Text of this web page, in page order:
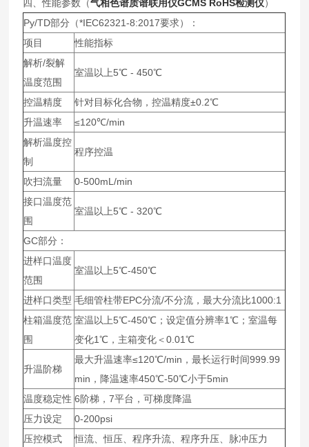
四、性能参数（气相色谱质谱联用仪GCMS RoHS检测仪）
Py/TD部分（*IEC62321-8:2017要求）：
项目
性能指标
解析/裂解
温度范围
室温以上5℃ - 450℃
控温精度
针对目标化合物，控温精度±0.2℃
升温速率
≤120℃/min
解析温度控
制
程序控温
吹扫流量
0-500mL/min
接口温度范
围
室温以上5℃ - 320℃
GC部分：
进样口温度
范围
室温以上5℃-450℃
进样口类型 毛细管柱带EPC分流/不分流，最大分流比1000:1
柱箱温度范
围
室温以上5℃-450℃；设定值分辨率1℃；室温每
变化1℃，主箱变化＜0.01℃
升温阶梯
最大升温速率≤120℃/min，最长运行时间999.99
min，降温速率450℃-50℃小于5min
温度稳定性 6阶梯，7平台，可梯度降温
压力设定
0-200psi
压控模式
恒流、恒压、程序升流、程序升压、脉冲压力